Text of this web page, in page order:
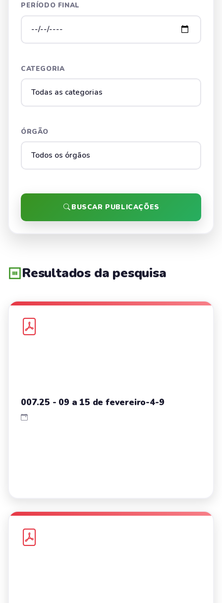
PERÍODO FINAL
CATEGORIA
ÓRGÃO
BUSCAR PUBLICAÇÕES
Resultados da pesquisa
007.25 - 09 a 15 de fevereiro-4-9